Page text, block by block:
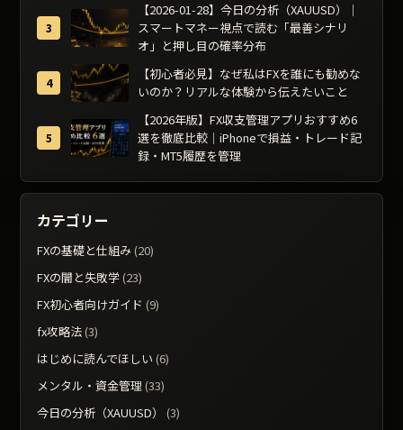
【2026-01-28】今日の分析（XAUUSD）｜
スマートマネー視点で読む「最善シナリ
オ」と押し目の確率分布
【初心者必見】なぜ私はFXを誰にも勧めな
いのか？リアルな体験から伝えたいこと
【2026年版】FX収支管理アプリおすすめ6
選を徹底比較｜iPhoneで損益・トレード記
録・MT5履歴を管理
カテゴリー
FXの基礎と仕組み(20)
FXの闇と失敗学(23)
FX初心者向けガイド (9)
fx攻略法(3)
はじめに読んでほしい (6)
メンタル・資金管理(33)
今日の分析（XAUUSD）
(3)